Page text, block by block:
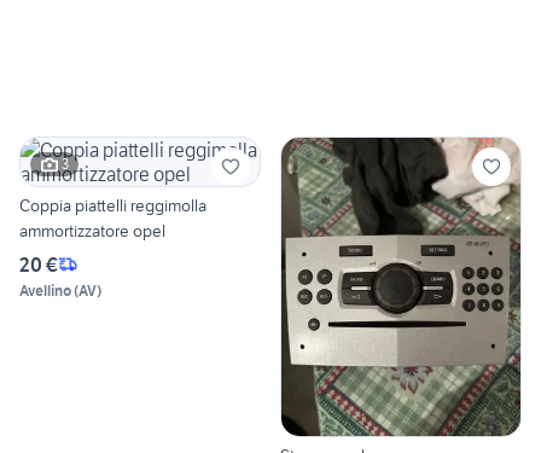
3
Coppia piattelli reggimolla
ammortizzatore opel
20 €
Avellino(AV)